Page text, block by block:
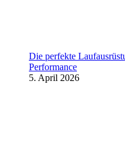
Die perfekte
Performance
5. April 2026